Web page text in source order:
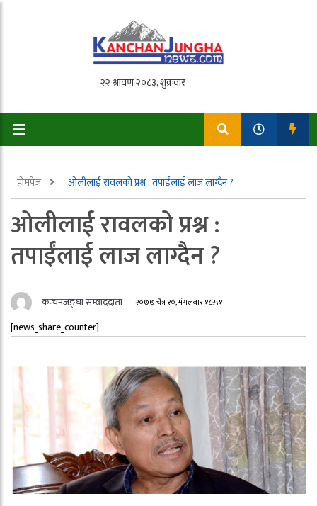
होमपेज ओलीलाई रावलको प्रश्न : तपाईंलाई लाज लाग्दैन ?
ओलीलाई रावलको प्रश्न :
तपाईंलाई लाज लाग्दैन ?
कन्चनजङ्घा सम्वाददाता २०७७ चैत्र १०, मंगलवार १८:५१
[news_share_counter]